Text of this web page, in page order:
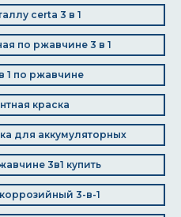
certa 3 в 1
по ржавчине 3 в 1
1 по ржавчине
краска
для аккумуляторных
3в1 купить
3-в-1